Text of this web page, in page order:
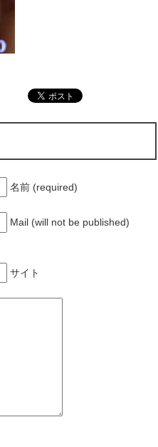
名前 (required)
Mail (will not be published)
サイト